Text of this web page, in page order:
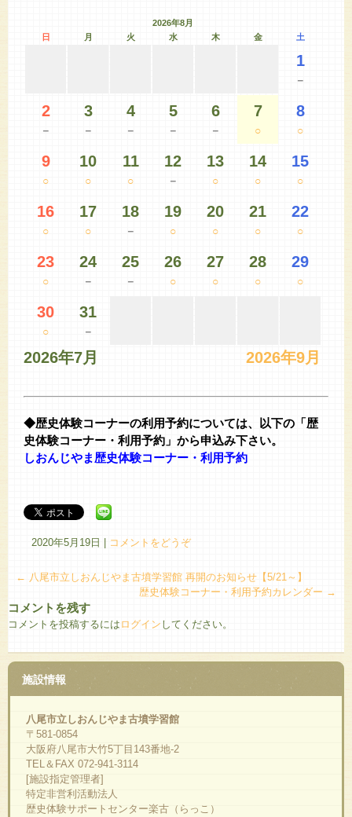
2026年8月
日
月 火 水 木 金 土
1
－
2
－
3
－
4
－
5
－
6
－
7
○
8
○
9
○
10
○
11
○
12
－
13
○
14
○
15
○
16
○
17
○
18
－
19
○
20
○
21
○
22
○
23
○
24
－
25
－
26
○
27
○
28
○
29
○
30
○
31
－
2026年7月 2026年9月
◆歴史体験コーナーの利用予約については、以下の「歴
史体験コーナー・利用予約」から申込み下さい。
しおんじやま歴史体験コーナー・利用予約
2020年5月19日 コメントをどうぞ
← 八尾市立しおんじやま古墳学習館 再開のお知らせ【5/21～】
歴史体験コーナー・利用予約カレンダー →
コメントを残す
コメントを投稿するには ログイン してください。
施設情報
八尾市立しおんじやま古墳学習館
〒581-0854
大阪府八尾市大竹5丁目143番地-2
TEL＆FAX 072-941-3114
[施設指定管理者]
特定非営利活動法人
歴史体験サポートセンター楽古（らっこ）